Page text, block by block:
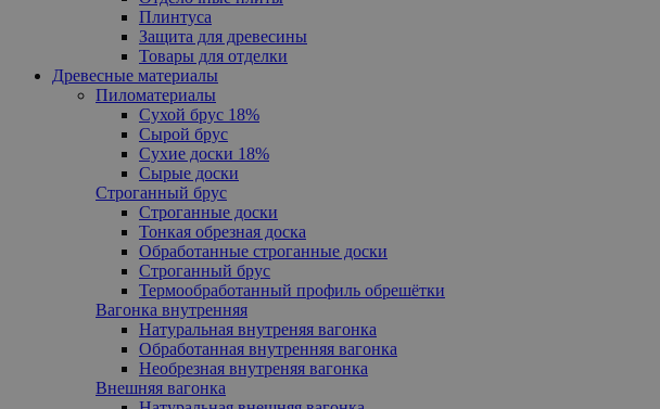
Плинтуса
Защита для древесины
Товары для отделки
Древесные материалы
Пиломатериалы
Сухой брус 18%
Сырой брус
Сухие доски 18%
Сырые доски
Cтроганный брус
Cтроганные доски
Тонкая обрезная доска
Обработанные строганные доски
Cтроганный брус
Термообработанный профиль обрешётки
Вагонка внутренняя
Натуральная внутреняя вагонка
Обработанная внутренняя вагонка
Необрезная внутреняя вагонка
Внешняя вагонка